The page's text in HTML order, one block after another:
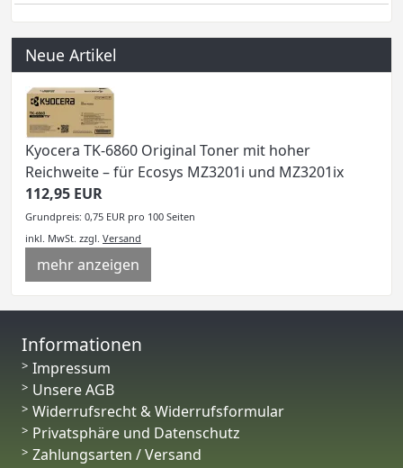
Neue Artikel
Kyocera TK-6860 Original Toner mit hoher
Reichweite – für Ecosys MZ3201i und MZ3201ix
112,95 EUR
Grundpreis: 0,75 EUR pro 100 Seiten
inkl. MwSt. zzgl. Versand
mehr anzeigen
Informationen
Impressum
Unsere AGB
Widerrufsrecht & Widerrufsformular
Privatsphäre und Datenschutz
Zahlungsarten / Versand